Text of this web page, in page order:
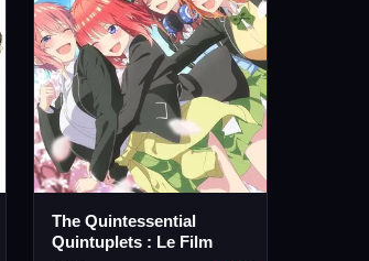
The Quintessential
Quintuplets : Le Film